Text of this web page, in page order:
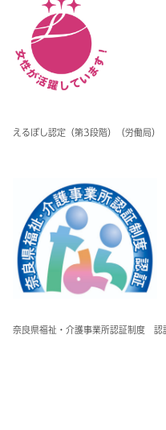
えるぼし認定（第3段階）（労働局）
奈良県福祉・介護事業所認証制度 認